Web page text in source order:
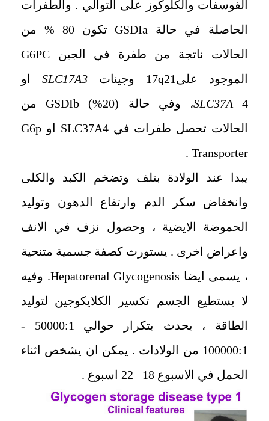
الفوسفات والكلوكوز على التوالي . والطفرات
الحاصلة في حالة GSDIa تكون 80 % من
الحالات ناتجة من طفرة في الجين G6PC
الموجود على17q21 وجينات
SLC17A3
او
SLC37A
4، وفي حالة (GSDIb (%20 من
الحالات تحصل طفرات في SLC37A4 او G6p
Transporter .
يبدا عند الولادة بتلف وتضخم الكبد والكلى
وانخفاض سكر الدم وارتفاع الدهون وتوليد
الحموضة الايضية ، وحصول نزف في الانف
واعراض اخرى . يستورث كصفة جسمية متنحية
، يسمى ايضا Hepatorenal Glycogenosis. وفيه
لا يستطيع الجسم تكسير الكلايكوجين لتوليد
الطاقة ، يحدث بتكرار حوالي 50000:1 -
100000:1 من الولادات . يمكن ان يشخص اثناء
الحمل في الاسبوع 18 –22 اسبوع .